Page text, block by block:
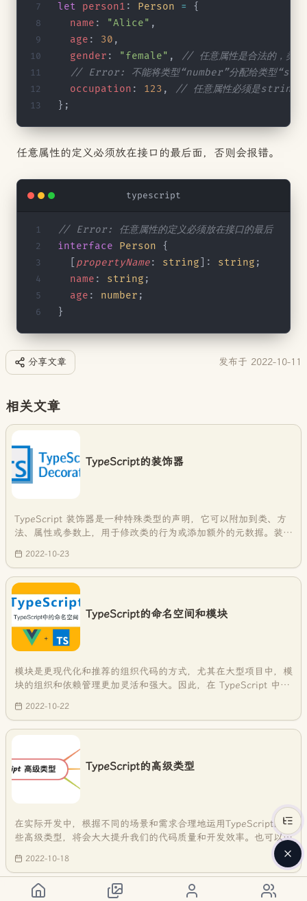
let person1 : Person =
{
  name
: "Alice" ,
  age
: 30 ,
  gender
: "female" ,
// 任意属性是合法的，类
// Error: 不能将类型“number”分配给类型
  occupation
: 123 ,
// 任意属性必须是string
};
任意属性的定义必须放在接口的最后面，否则会报错。
typescript
// Error: 任意属性的定义必须放在接口的最后
interface Person {
propertyName: string ]: string ;
  name
: string ;
  age
: number ;
}
分享文章 发布于 2022-10-11
相关文章
TypeScript的装饰器
TypeScript 装饰器是一种特殊类型的声明，它可以附加到类、方
法、属性或参数上，用于修改类的行为或添加额外的元数据。装饰
方式对类和类成员进行扩展或修改，而无需修改原始类的代码。
2022-10-23
TypeScript的命名空间和模块
模块是更现代化和推荐的组织代码的方式，尤其在大型项目中，模
块的组织和依赖管理更加灵活和强大。因此，在 TypeScript 中，
些简单的场景，或者在需要与传统 JavaScript 代码进行交互时使
用。
2022-10-22
TypeScript的高级类型
在实际开发中，根据不同的场景和需求合理地运用TypeScript的这
些高级类型，将会大大提升我们的代码质量和开发效率。也可以使
2022-10-18